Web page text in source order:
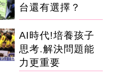
台還有選擇？
AI時代!培養孩子
思考.解決問題能
力更重要